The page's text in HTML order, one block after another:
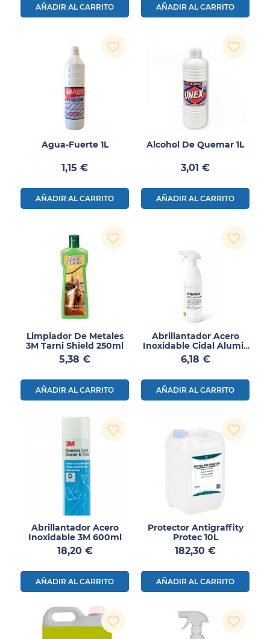
AÑADIR AL CARRITO AÑADIR AL CARRITO
Agua-Fuerte 1L
Precio
1,15 €
AÑADIR AL CARRITO
favorite_border
Alcohol De Quemar 1L
Precio
3,01 €
AÑADIR AL CARRITO
favorite_border
Limpiador De Metales
3M Tarni Shield 250ml
Precio
5,38 €
AÑADIR AL CARRITO
favorite_border
Abrillantador Acero
Inoxidable Cidal Alumix
750ml
Precio
6,18 €
AÑADIR AL CARRITO
favorite_border
Abrillantador Acero
Inoxidable 3M 600ml
Precio
18,20 €
AÑADIR AL CARRITO
favorite_border
Protector Antigraffity
Protec 10L
Precio
182,30 €
AÑADIR AL CARRITO
favorite_border
favorite_border favorite_border